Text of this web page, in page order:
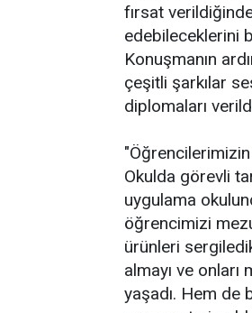
fırsat
edebileceklerini
Konuşmanın
çeşitli şarkılar
diplomaları
Okulda görevli
uygulama
öğrencimizi
ürünleri
almayı ve
yaşadı. Hem